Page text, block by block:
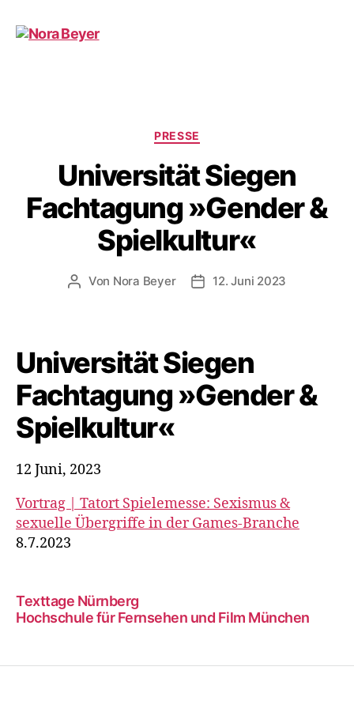
Kategorien
PRESSE
Universität Siegen
Fachtagung »Gender &
Spielkultur«
Beitragsautor
Von Nora Beyer Beitragsdatum
12. Juni 2023
Universität Siegen
Fachtagung »Gender &
Spielkultur«
12 Juni, 2023
Vortrag | Tatort Spielemesse: Sexismus &
sexuelle Übergriffe in der Games-Branche
8.7.2023
Texttage Nürnberg
Hochschule für Fernsehen und Film München